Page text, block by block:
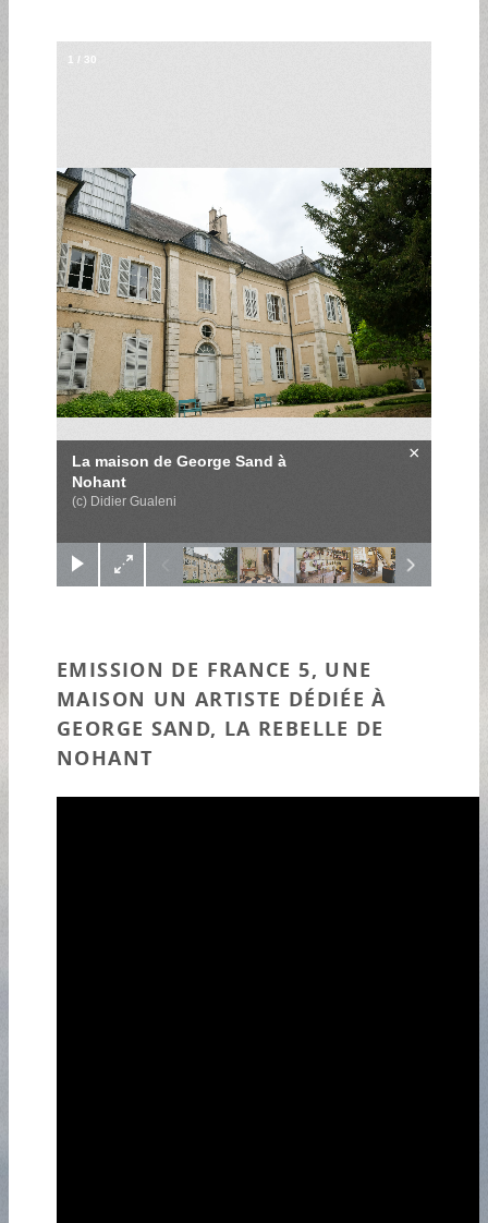
La maison de George Sand à
Nohant
(c) Didier Gualeni
×
1 / 30
EMISSION DE FRANCE 5, UNE
MAISON UN ARTISTE DÉDIÉE À
GEORGE SAND, LA REBELLE DE
NOHANT